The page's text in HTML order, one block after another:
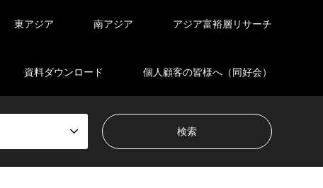
東アジア 南アジア アジア富裕層リサーチ
資料ダウンロード 個人顧客の皆様へ（同好会）